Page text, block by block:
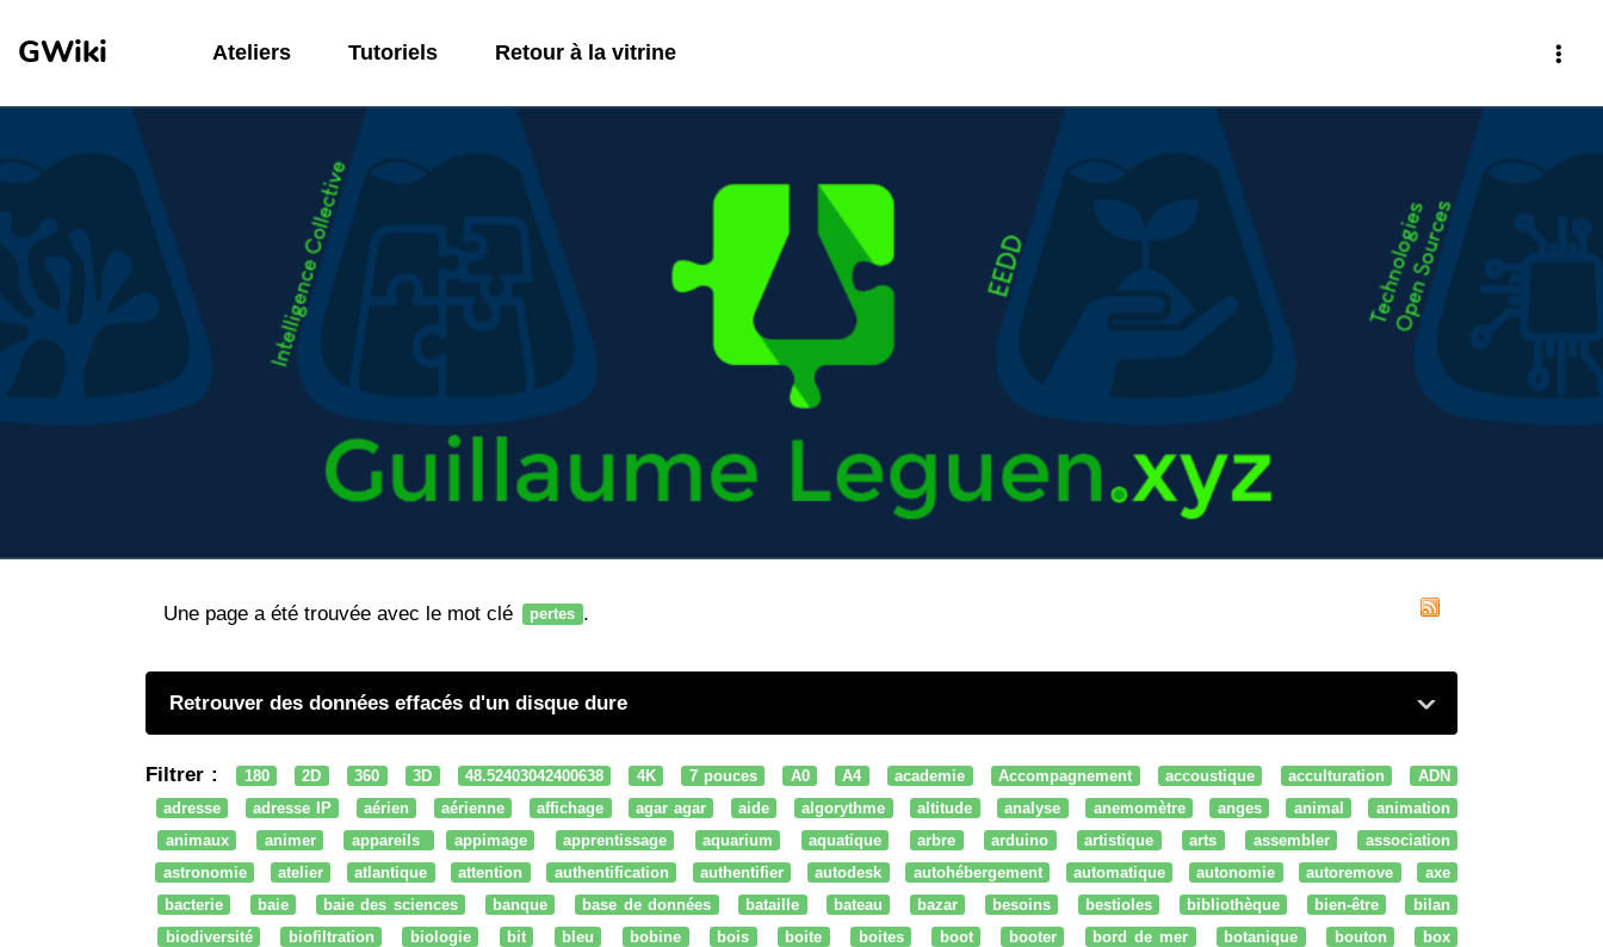
GWiki Ateliers Tutoriels Retour à la vitrine
Une page a été trouvée avec le mot clé pertes .
Retrouver des données effacés d'un disque dure
Filtrer : 180 2D 360 3D 48.52403042400638 4K 7 pouces A0 A4 academie Accompagnement accoustique acculturation
ADN
adresse
adresse IP aérien aérienne affichage agar agar aide algorythme altitude analyse anemomètre anges animal
animation
animaux
animer appareils appimage apprentissage aquarium aquatique arbre arduino artistique arts assembler
association
astronomie
atelier atlantique attention authentification authentifier autodesk autohébergement automatique autonomie autoremove
axe
bacterie
baie baie des sciences banque base de données bataille bateau bazar besoins bestioles bibliothèque bien-être
bilan
biodiversité
biofiltration biologie bit bleu bobine bois boite boites boot booter bord de mer botanique bouton
box